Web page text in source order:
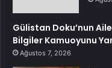
Gülistan Doku’nun
Bilgiler Kamuoyunu
Ağustos 7, 2026